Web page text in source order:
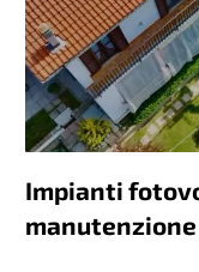
Impianti